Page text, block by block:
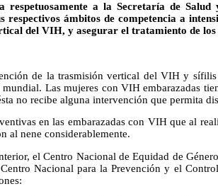
respetuosamente a la Secretaría de
respectivos ámbitos de competencia a
del VIH, y asegurar el tratamiento de los
de la trasmisión vertical del VIH y sífilis
Las mujeres con VIH embarazadas
no recibe alguna intervención que permita
en las embarazadas con VIH que al
al nene considerablemente.
el Centro Nacional de Equidad de
Nacional para la Prevención y el